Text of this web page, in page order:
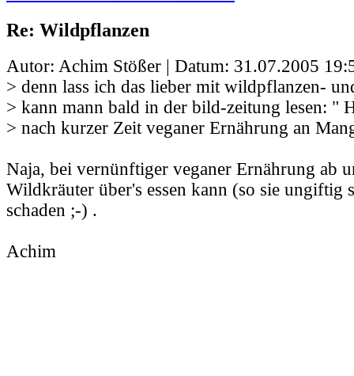
Re: Wildpflanzen
Autor: Achim Stößer | Datum: 31.07.2005
> denn lass ich das lieber mit wildpflanzen-
> kann mann bald in der bild-zeitung lesen: "
> nach kurzer Zeit veganer Ernährung an
Naja, bei vernünftiger veganer Ernährung ab
Wildkräuter über's essen kann (so sie ungiftig
schaden ;-) .
Achim